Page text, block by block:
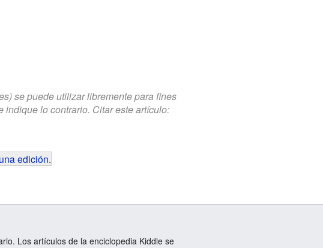
se puede utilizar libremente para fines
indique lo contrario. Citar este artículo:
edición.
Los artículos de la enciclopedia Kiddle se